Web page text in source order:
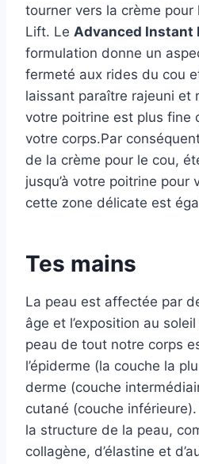
tourner vers la crème
Lift. Le Advanced Instant
formulation donne un
fermeté aux rides du cou
laissant paraître rajeuni et
votre poitrine est plus fine
votre corps.Par
de la crème pour le cou,
jusqu’à votre poitrine pour
cette zone délicate est
Tes mains
La peau est affectée par
âge et l’exposition au
peau de tout notre corps
l’épiderme (la couche la
derme (couche
cutané (couche
la structure de la peau,
collagène, d’élastine et